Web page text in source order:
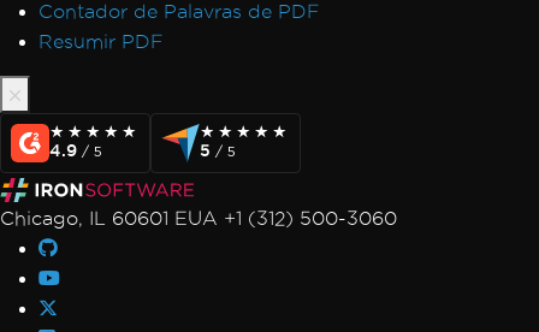
Contador de Palavras de PDF
Resumir PDF
★★★★★
★★★★★
4.9 / 5
★★★★★
★★★★★
5 / 5
Chicago, IL 60601 EUA +1 (312) 500-3060